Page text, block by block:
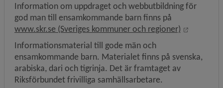
Information om uppdraget och webbutbildning för
god man till ensamkommande barn finns på
www.skr.se (Sveriges kommuner och regioner)
Länk till
Informationsmaterial till gode män och
ensamkommande barn. Materialet finns på svenska,
arabiska, dari och tigrinja. Det är framtaget av
Riksförbundet frivilliga samhällsarbetare.